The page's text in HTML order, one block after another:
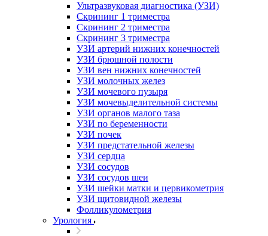
Ультразвуковая диагностика (УЗИ)
Скрининг 1 триместра
Скрининг 2 триместра
Скрининг 3 триместра
УЗИ артерий нижних конечностей
УЗИ брюшной полости
УЗИ вен нижних конечностей
УЗИ молочных желез
УЗИ мочевого пузыря
УЗИ мочевыделительной системы
УЗИ органов малого таза
УЗИ по беременности
УЗИ почек
УЗИ предстательной железы
УЗИ сердца
УЗИ сосудов
УЗИ сосудов шеи
УЗИ шейки матки и цервикометрия
УЗИ щитовидной железы
Фолликулометрия
Урология